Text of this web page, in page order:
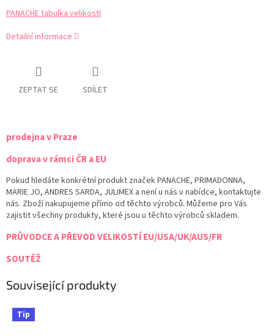
PANACHE tabulka velikostí
Detailní informace
ZEPTAT SE SDÍLET
prodejna v Praze
doprava v rámci ČR a EU
Pokud hledáte konkrétní produkt značek PANACHE, PRIMADONNA,
MARIE JO, ANDRES SARDA, JULIMEX a není u nás v nabídce, kontaktujte
nás. Zboží nakupujeme přímo od těchto výrobců. Můžeme pro Vás
zajistit všechny produkty, které jsou u těchto výrobců skladem.
PRŮVODCE A PŘEVOD VELIKOSTÍ EU/USA/UK/AUS/FR
SOUTĚŽ
Související produkty
Tip